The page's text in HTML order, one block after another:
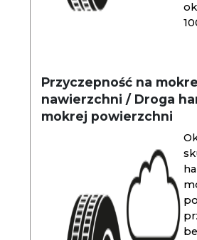
Przyczepność na
nawierzchni / Droga
mokrej powierzchni